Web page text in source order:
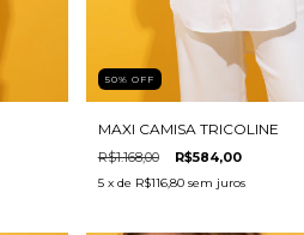
50% OFF
MAXI CAMISA TRICOLINE
R$1.168,00 R$584,00
5 x de R$116,80 sem juros